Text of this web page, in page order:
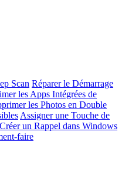
Scan Réparer le Démarrage
les Apps Intégrées de
les Photos en Double
Assigner une Touche de
Créer un Rappel dans Windows
faire